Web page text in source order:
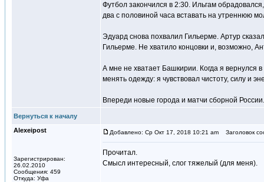
Футбол закончился в 2:30. Ильгам
два с половиной часа вставать на утреннюю
Эдуард снова похвалил Гильерме. Артур
Гильерме. Не хватило концовки и, возможно,
А мне не хватает Башкирии. Когда я вернулся
менять одежду: я чувствовал чистоту, силу и
Впереди новые города и матчи сборной России.
Вернуться к началу
Alexeipost
Зарегистрирован:
26.02.2010
Сообщения: 459
Откуда: Уфа
Добавлено: Ср Окт 17, 2018 10:21 am Заголовок
Прочитал.
Смысл интересный, слог тяжелый (для меня).